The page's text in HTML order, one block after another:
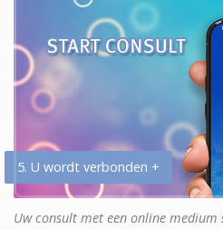
5. U wordt verbonden +
Uw consult met een online medium